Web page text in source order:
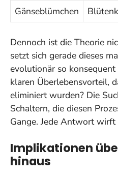
Gänseblümchen
Dennoch ist die Theorie
setzt sich gerade dieses
evolutionär so
klaren Überlebensvorteil,
eliminiert wurden? Die
Schaltern, die diesen
Gange. Jede Antwort wirft
Implikationen
hinaus